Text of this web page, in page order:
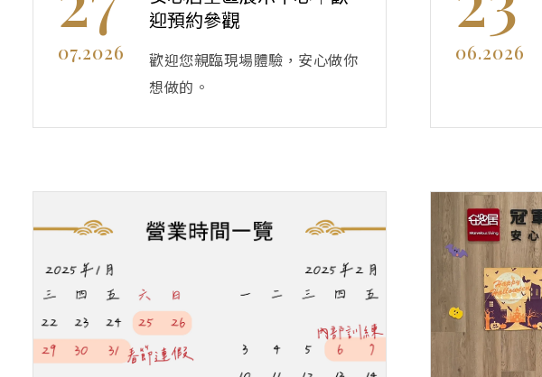
07.2026
迎預約參觀
歡迎您親臨現場體驗，安心做你
想做的。
06.2026